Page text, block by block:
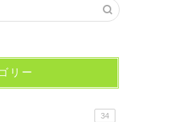
リー
34